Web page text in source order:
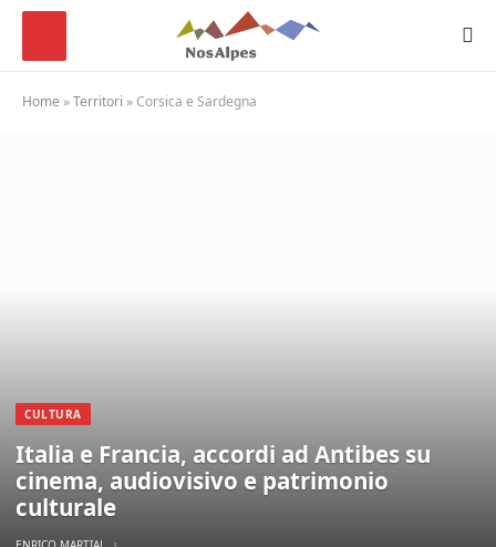
Home »Territori »Corsica e Sardegna
CULTURA
Italia e Francia, accordi ad Antibes su
cinema, audiovisivo e patrimonio
culturale